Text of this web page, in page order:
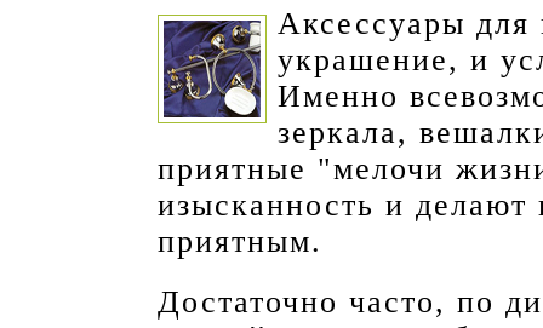
Аксессуары для
украшение, и
Именно
зеркала,
приятные "мелочи
изысканность и
приятным.
Достаточно часто, по